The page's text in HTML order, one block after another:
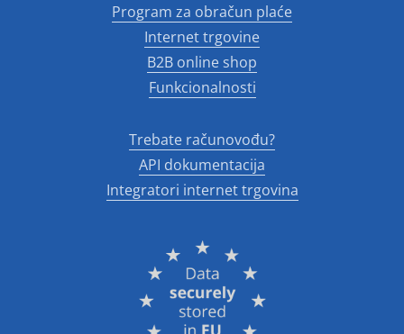
Program za obračun plaće
Internet trgovine
B2B online shop
Funkcionalnosti
Trebate računovođu?
API dokumentacija
Integratori internet trgovina